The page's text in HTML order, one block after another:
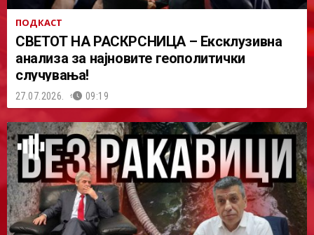
ПОДКАСТ
СВЕТОТ НА РАСКРСНИЦА – Ексклузивна
анализа за најновите геополитички
случувања!
27.07.2026. 09:19